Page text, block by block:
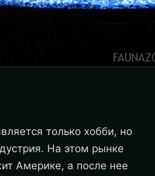
только хобби, но
На этом рынке
Америке, а после нее